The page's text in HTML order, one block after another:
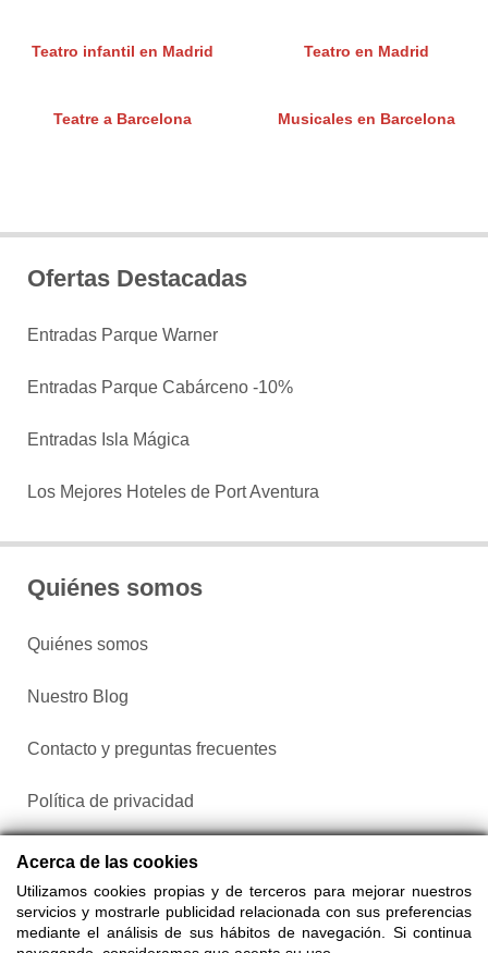
Teatro infantil en Madrid Teatro en Madrid
Teatre a Barcelona Musicales en Barcelona
Ofertas Destacadas
Entradas Parque Warner
Entradas Parque Cabárceno -10%
Entradas Isla Mágica
Los Mejores Hoteles de Port Aventura
Quiénes somos
Quiénes somos
Nuestro Blog
Contacto y preguntas frecuentes
Política de privacidad
Configurar cookies
Acerca de las cookies
Utilizamos cookies propias y de terceros para mejorar nuestros
servicios y mostrarle publicidad relacionada con sus preferencias
mediante el análisis de sus hábitos de navegación. Si continua